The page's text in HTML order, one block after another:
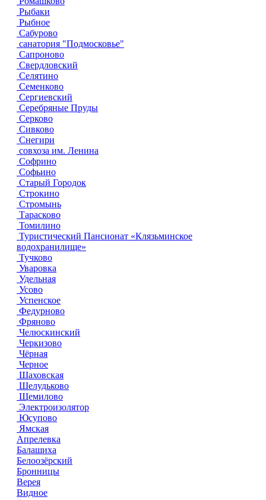
Рыбаки
Рыбное
Сабурово
санатория "Подмосковье"
Сапроново
Свердловский
Селятино
Семенково
Сергиевский
Серебряные Пруды
Серково
Сивково
Снегири
совхоза им. Ленина
Софрино
Софьино
Старый Городок
Строкино
Стромынь
Тарасково
Томилино
Туристический Пансионат «Клязьминское
водохранилище»
Тучково
Уваровка
Удельная
Усово
Успенское
Федурново
Фряново
Челюскинский
Черкизово
Чёрная
Черное
Шаховская
Шелудьково
Щемилово
Электроизолятор
Юсупово
Ямская
Апрелевка
Балашиха
Белоозёрский
Бронницы
Верея
Видное